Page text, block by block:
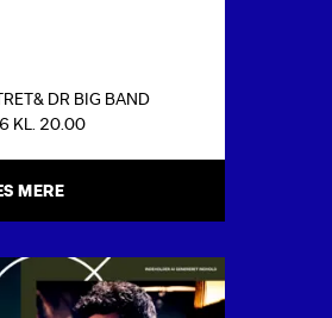
& DR BIG BAND
KL. 20.00
MERE